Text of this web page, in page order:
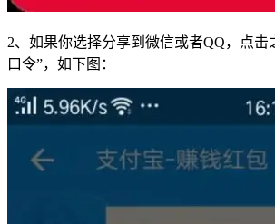
2、如果你选择分享到微信或者QQ，点击
口令”，如下图：